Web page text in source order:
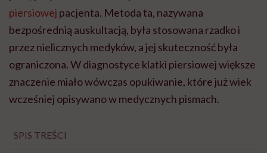
piersiowej pacjenta. Metoda ta, nazywana
bezpośrednią auskultacją, była stosowana rzadko i
przez nielicznych medyków, a jej skuteczność była
ograniczona. W diagnostyce klatki piersiowej większe
znaczenie miało wówczas opukiwanie, które już wiek
wcześniej opisywano w medycznych pismach.
SPIS TREŚCI